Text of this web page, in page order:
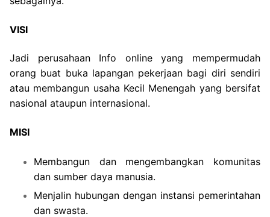
VISI
Jadi perusahaan Info online yang mempermudah
orang buat buka lapangan pekerjaan bagi diri sendiri
atau membangun usaha Kecil Menengah yang bersifat
nasional ataupun internasional.
MISI
Membangun dan mengembangkan komunitas
dan sumber daya manusia.
Menjalin hubungan dengan instansi pemerintahan
dan swasta.